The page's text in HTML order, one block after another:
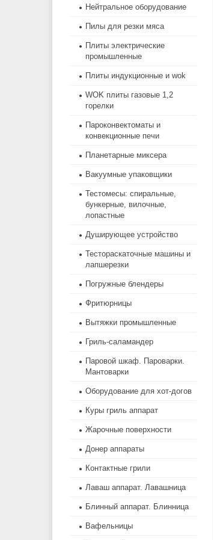
Нейтральное оборудование
Пилы для резки мяса
Плиты электрические
промышленные
Плиты индукционные и wok
WOK плиты газовые 1,2
горелки
Пароконвектоматы и
конвекционные печи
Планетарные миксера
Вакуумные упаковщики
Тестомесы: спиральные,
бункерные, вилочные,
лопастные
Душирующее устройство
Тестораскаточные машины и
лапшерезки
Погружные блендеры
Фритюрницы
Вытяжки промышленные
Гриль-саламандер
Паровой шкаф. Пароварки.
Мантоварки
Оборудование для хот-догов
Куры гриль аппарат
Жарочные поверхности
Донер аппараты
Контактные грили
Лаваш аппарат. Лавашница
Блинный аппарат. Блинница
Вафельницы